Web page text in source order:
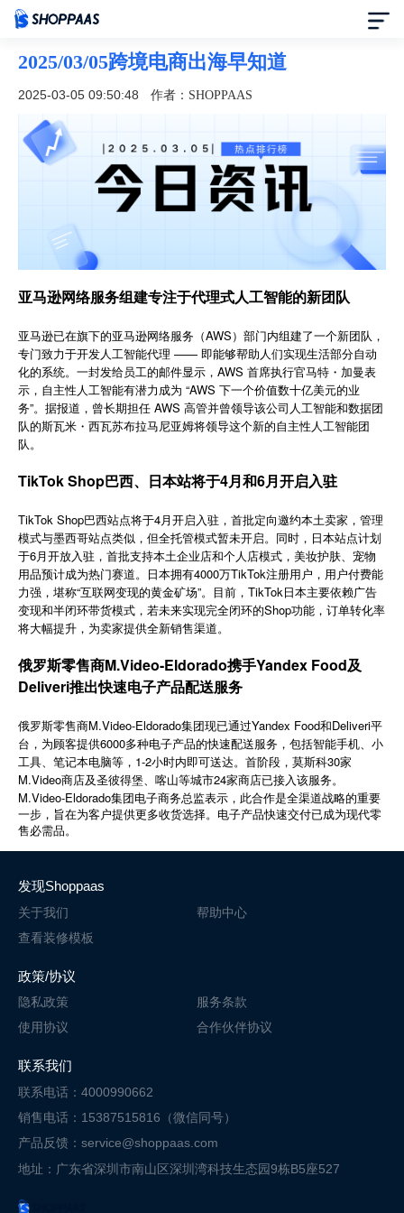
首页
定价
模板中心
合作伙伴
了解我们
简体中文
登录 免费使用
2025/03/05跨境电商出海早知道
2025-03-05 09:50:48 作者：SHOPPAAS
亚马逊网络服务组建专注于代理式人工智能的新团队
亚马逊已在旗下的亚马逊网络服务（AWS）部门内组建了一个新团队，
专门致力于开发人工智能代理 —— 即能够帮助人们实现生活部分自动
化的系统。一封发给员工的邮件显示，AWS 首席执行官马特・加曼表
示，自主性人工智能有潜力成为 “AWS 下一个价值数十亿美元的业
务”。据报道，曾长期担任 AWS 高管并曾领导该公司人工智能和数据团
队的斯瓦米・西瓦苏布拉马尼亚姆将领导这个新的自主性人工智能团
队。
TikTok Shop巴西、日本站将于4月和6月开启入驻
TikTok Shop巴西站点将于4月开启入驻，首批定向邀约本土卖家，管理
模式与墨西哥站点类似，但全托管模式暂未开启。同时，日本站点计划
于6月开放入驻，首批支持本土企业店和个人店模式，美妆护肤、宠物
用品预计成为热门赛道。日本拥有4000万TikTok注册用户，用户付费能
力强，堪称“互联网变现的黄金矿场”。目前，TikTok日本主要依赖广告
变现和半闭环带货模式，若未来实现完全闭环的Shop功能，订单转化率
将大幅提升，为卖家提供全新销售渠道。
俄罗斯零售商M.Video-Eldorado携手Yandex Food及
Deliveri推出快速电子产品配送服务
俄罗斯零售商M.Video-Eldorado集团现已通过Yandex Food和Deliveri平
台，为顾客提供6000多种电子产品的快速配送服务，包括智能手机、小
工具、笔记本电脑等， 1-2小时内即可送达。首阶段，莫斯科30家
M.Video商店及圣彼得堡、喀山等城市24家商店已接入该服务。
M.Video-Eldorado集团电子商务总监表示，此合作是全渠道战略的重要
一步，旨在为客户提供更多收货选择。电子产品快速交付已成为现代零
售必需品。
发现Shoppaas
关于我们
帮助中心
查看装修模板
政策/协议
隐私政策
服务条款
使用协议
合作伙伴协议
联系我们
联系电话：4000990662
销售电话：15387515816（微信同号）
产品反馈：service@shoppaas.com
地址：广东省深圳市南山区深圳湾科技生态园9栋B5座527